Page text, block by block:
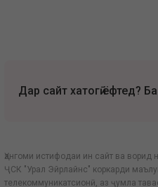
Дар сайт хатогӣ ёфтед?
Ҳангоми истифодаи ин сайт ва
ҶСК "Урал Эйрлайнс" коркарди
телекоммуникатсионӣ, аз ҷумла